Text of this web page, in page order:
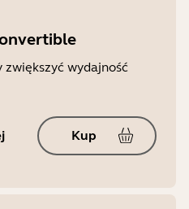
wydajność
Kup